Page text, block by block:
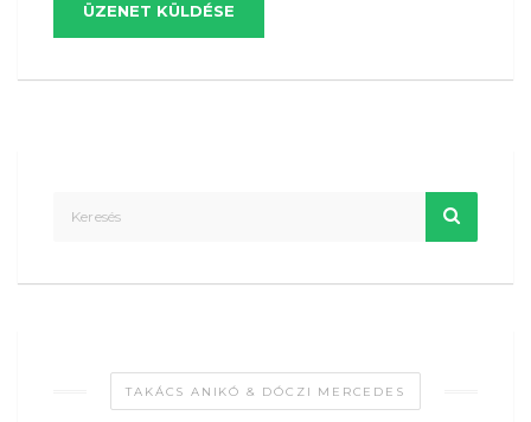
ÜZENET KÜLDÉSE
TAKÁCS ANIKÓ & DÓCZI MERCEDES